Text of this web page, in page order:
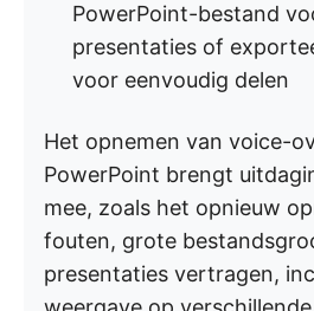
PowerPoint-bestand
presentaties of
voor eenvoudig delen
Het opnemen van voice-
PowerPoint brengt
mee, zoals het opnieuw
fouten, grote
presentaties vertragen,